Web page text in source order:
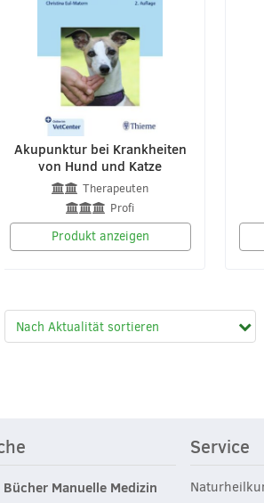
Akupunktur bei Krankheiten
von Hund und Katze
Therapeuten
Profi
Produkt anzeigen
Bücher Manuelle Medizin
Service